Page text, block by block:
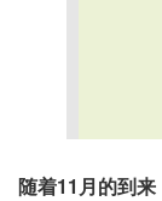
随着11月的到来